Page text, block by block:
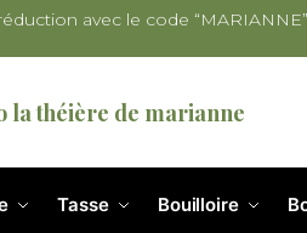
avec le code “MARIANNE”
Tasse Bouilloire